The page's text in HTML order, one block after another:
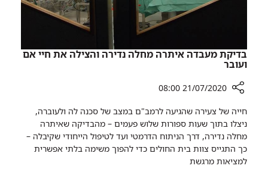
בדיקת מעבדה איתרה מחלה נדירה והצילה את חיי אם
ועובר
שיתוף
בדיקת
מעבדה
איתרה
מחלה
21/07/2020 08:00
חייה של צעירה שהגיעה לרמב"ם במצב של סכנה לה ולעוברה,
ניצלו בתוך שעות ספורות שלוש פעמים – מהבדיקה שאיתרה
מחלה נדירה, דרך הניתוח הדרמטי ועד לטיפול הייחודי שקיבלה –
כך התגייס צוות בית החולים כדי להפוך משימה בלתי אפשרית
למציאות מרגשת